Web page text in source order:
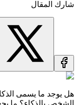
شارك المقال
هل يوجد ما يسمى
الشخص بالذكاء؟ ما